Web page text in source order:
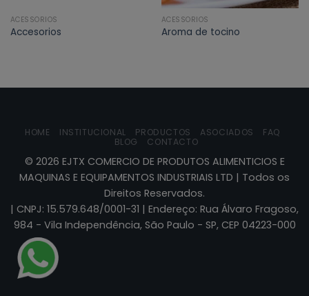
ACESSORIOS
Accesorios
ACESSORIOS
Aroma de tocino
HOME INSTITUCIONAL PRODUCTOS ASOCIADOS
FAQ
BLOG
CONTACTO
© 2026 EJTX COMERCIO DE PRODUTOS ALIMENTICIOS E
MAQUINAS E EQUIPAMENTOS INDUSTRIAIS LTD | Todos os
Direitos Reservados.
| CNPJ: 15.579.648/0001-31 | Endereço: Rua Álvaro Fragoso,
984 - Vila Independência, São Paulo - SP, CEP 04223-000